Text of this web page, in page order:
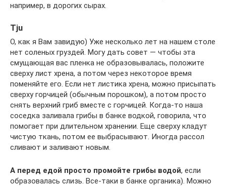
например, в дорогих сырах.
Tju
О, как я Вам завидую) Уже несколько лет на нашем столе
нет соленых груздей. Могу дать совет — чтобы эта
смущающая вас пленка не образовывалась, положите
сверху лист хрена, а потом через некоторое время
поменяйте его. Если нет листика хрена, можно присыпать
сверху горчицей (обычным порошком), а потом просто
снять верхний гриб вместе с горчицей. Когда-то наша
соседка заливала грибы в банке водкой, говорила, что
помогает при длительном хранении. Еще сверху кладут
чистую ткань, потом ее выбрасывают. Иногда рассол
сливают и заливают новым.
А перед едой просто промойте грибы водой, если
образовалась слизь. Все-таки в банке органика). Можно